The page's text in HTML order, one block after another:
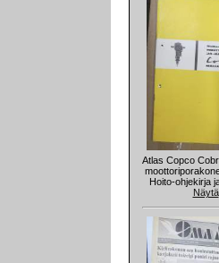
Atlas Copco
Hoito-ohjekirja
Näytä